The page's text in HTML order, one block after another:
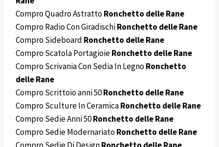
Compro Quadro AstrattoRonchetto delle Rane
Compro Radio Con GiradischiRonchetto delle Rane
Compro Sideboard Ronchetto delle Rane
Compro Scatola PortagioieRonchetto delle Rane
Compro Scrivania Con Sedia In LegnoRonchetto
delle Rane
Compro Scrittoio anni 50Ronchetto delle Rane
Compro Sculture In CeramicaRonchetto delle Rane
Compro Sedie Anni 50Ronchetto delle Rane
Compro Sedie ModernariatoRonchetto delle Rane